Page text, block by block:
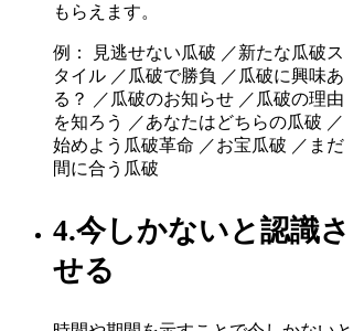
もらえます。
例： 見逃せない瓜破 ／新たな瓜破ス
タイル ／瓜破で勝負 ／瓜破に興味あ
る？ ／瓜破のお知らせ ／瓜破の理由
を知ろう ／あなたはどちらの瓜破 ／
始めよう瓜破革命 ／お宝瓜破 ／まだ
間に合う瓜破
4.今しかないと認識さ
せる